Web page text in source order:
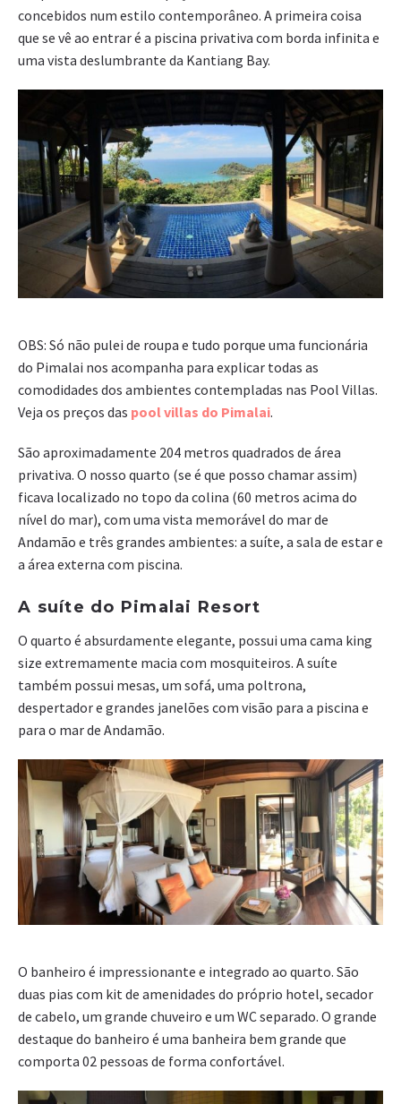
concebidos num estilo contemporâneo. A primeira coisa
que se vê ao entrar é a piscina privativa com borda infinita e
uma vista deslumbrante da Kantiang Bay.
OBS: Só não pulei de roupa e tudo porque uma funcionária
do Pimalai nos acompanha para explicar todas as
comodidades dos ambientes contempladas nas Pool Villas.
Veja os preços das pool villas do Pimalai.
São aproximadamente 204 metros quadrados de área
privativa. O nosso quarto (se é que posso chamar assim)
ficava localizado no topo da colina (60 metros acima do
nível do mar), com uma vista memorável do mar de
Andamão e três grandes ambientes: a suíte, a sala de estar e
a área externa com piscina.
A suíte do Pimalai Resort
O quarto é absurdamente elegante, possui uma cama king
size extremamente macia com mosquiteiros. A suíte
também possui mesas, um sofá, uma poltrona,
despertador e grandes janelões com visão para a piscina e
para o mar de Andamão.
O banheiro é impressionante e integrado ao quarto. São
duas pias com kit de amenidades do próprio hotel, secador
de cabelo, um grande chuveiro e um WC separado. O grande
destaque do banheiro é uma banheira bem grande que
comporta 02 pessoas de forma confortável.